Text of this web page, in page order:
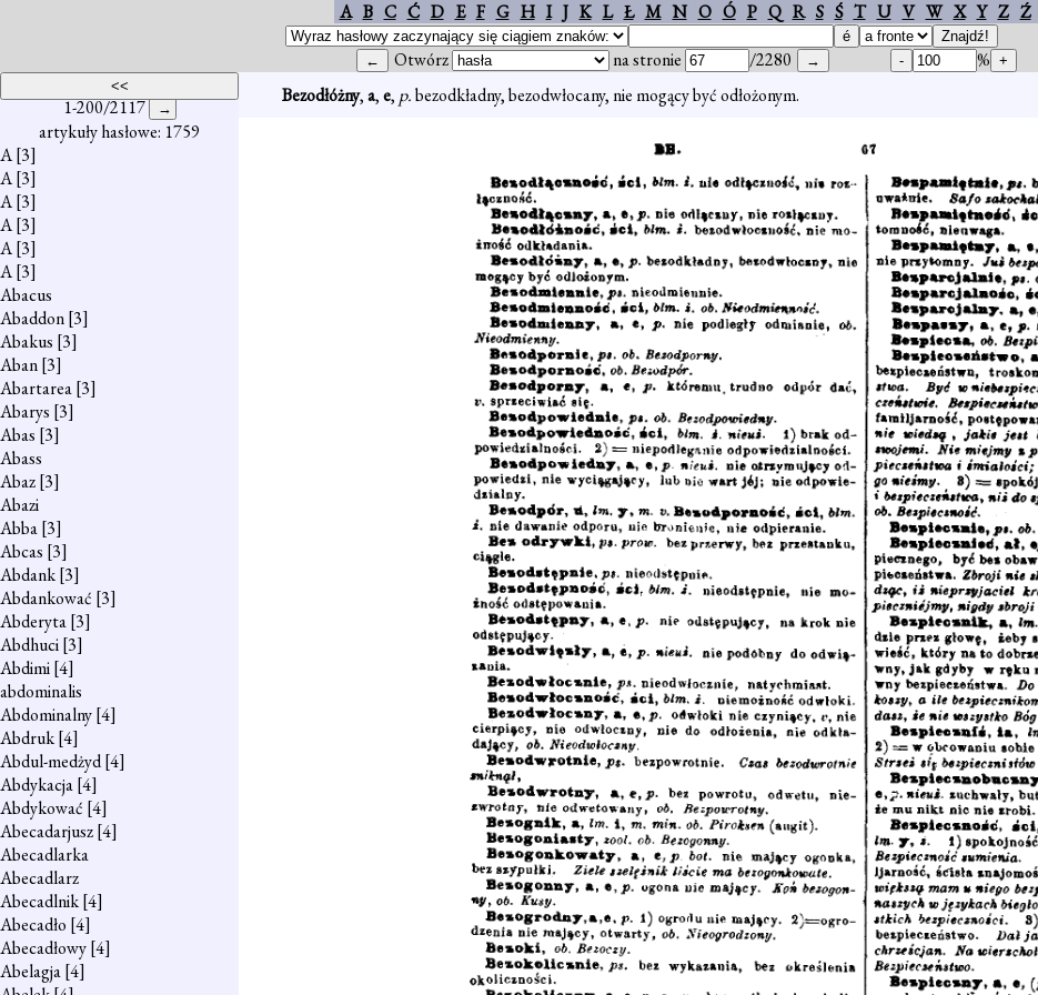
A B C Ć D E F G H I J K L Ł M N O Ó P Q R S Ś T U V W X Y Z Ź
Otwórz na stronie /2280 %
1-200/2117
artykuły hasłowe: 1759
A[3]
A[3]
A[3]
A[3]
A[3]
A[3]
Abacus
Abaddon[3]
Abakus [3]
Aban[3]
Abartarea[3]
Abarys [3]
Abas [3]
Abass
Abaz[3]
Abazi
Abba[3]
Abcas [3]
Abdank[3]
Abdankować [3]
Abderyta[3]
Abdhuci[3]
Abdimi[4]
abdominalis
Abdominalny[4]
Abdruk[4]
Abdul-medżyd[4]
Abdykacja[4]
Abdykować [4]
Abecadarjusz[4]
Abecadlarka
Abecadlarz
Abecadlnik[4]
Abecadło [4]
Abecadłowy[4]
Abelagja[4]
Bezodłóżny,a,e, p.bezodkładny, bezodwłocany, nie mogący być odłożonym.